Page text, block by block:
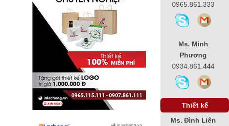
0965.861.333
Ms. Minh
Phương
0934.861.444
Thiết kế
Ms. Đình Liên